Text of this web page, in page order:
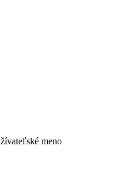
meno